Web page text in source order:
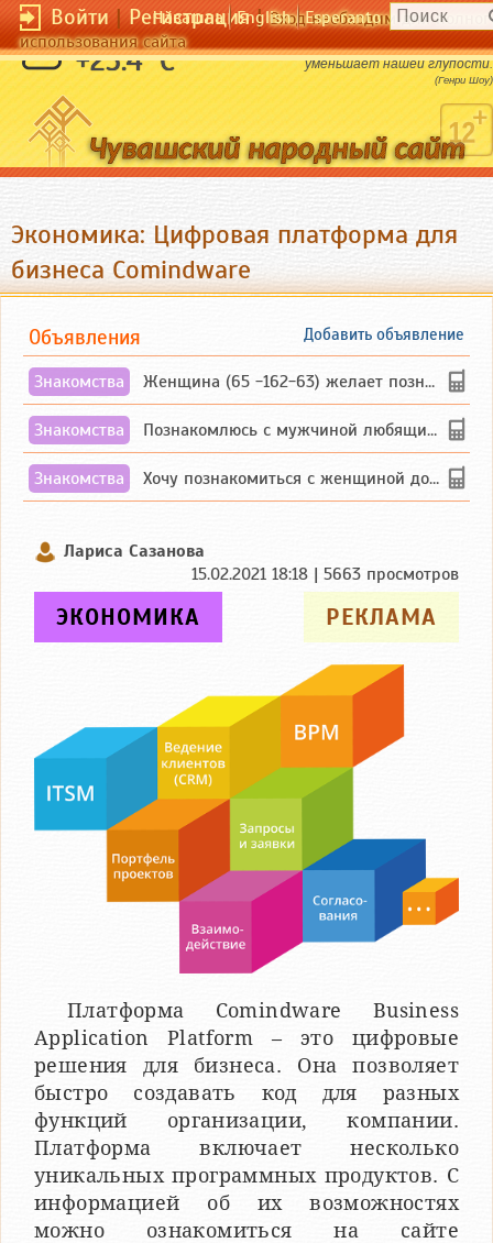
Войти|Регистрация|Вход необходим для
использования сайта
Чӑвашла English Esperanto
+25.4 °C
Опыт увеличивает нашу мудрость, но не
уменьшает нашей глупости.
(Генри Шоу)
Экономика: Цифровая платформа для
бизнеса Comindware
Добавить объявление
Объявления
Знакомства Женщина (65 -162-63) желает познакомиться с одиноким, добродушным, без вредных ...
Знакомства Познакомлюсь с мужчиной любящим танцевать и петь на родном чувашском языке
Знакомства Хочу познакомиться с женщиной до 55 лет чувашской или русской национальности дл...
Лариса Сазанова
15.02.2021 18:18 | 5663 просмотров
РЕКЛАМА
ЭКОНОМИКА
Платформа Comindware Business
Application Platform – это цифровые
решения для бизнеса. Она позволяет
быстро создавать код для разных
функций организации, компании.
Платформа включает несколько
уникальных программных продуктов. С
информацией об их возможностях
можно ознакомиться на сайте